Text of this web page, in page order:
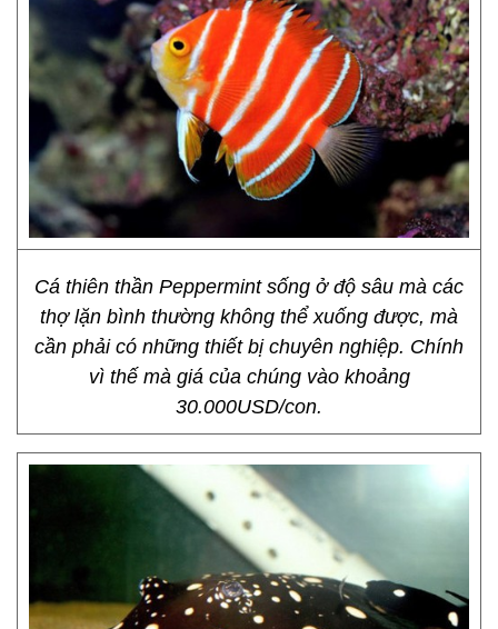
Cá thiên thần Peppermint sống ở độ sâu mà các
thợ lặn bình thường không thể xuống được, mà
cần phải có những thiết bị chuyên nghiệp. Chính
vì thế mà giá của chúng vào khoảng
30.000USD/con.